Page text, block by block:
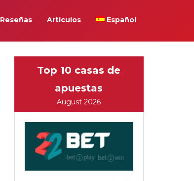
Reseñas Artículos Español
Top 10 casas de
apuestas
August 2026